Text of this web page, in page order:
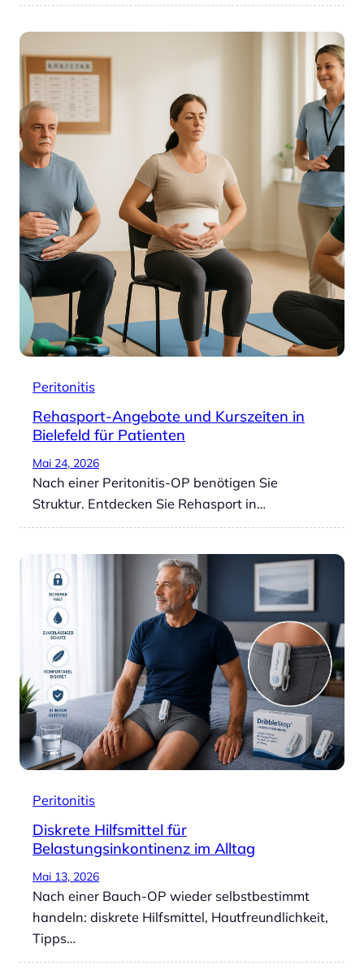
Peritonitis
Rehasport-Angebote und Kurszeiten in
Bielefeld für Patienten
Mai 24, 2026
Nach einer Peritonitis-OP benötigen Sie
Struktur. Entdecken Sie Rehasport in…
Peritonitis
Diskrete Hilfsmittel für
Belastungsinkontinenz im Alltag
Mai 13, 2026
Nach einer Bauch-OP wieder selbstbestimmt
handeln: diskrete Hilfsmittel, Hautfreundlichkeit,
Tipps…